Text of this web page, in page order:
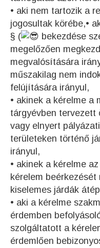
• aki nem tartozik a
jogosultak körébe,•
§ (
bekezdése
megelőzően
megvalósítására
műszakilag nem
felújítására irányul,
• akinek a kérelme a
tárgyévben tervezett
vagy elnyert
területeken történő
irányul,
• akinek a kérelme
kérelem
kiselemes járdák
• aki a kérelme
érdemben
szolgáltatott a
érdemlően